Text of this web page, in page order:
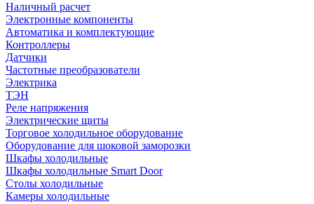
Наличный расчет
Электронные компоненты
Автоматика и комплектующие
Контроллеры
Датчики
Частотные преобразователи
Электрика
ТЭН
Реле напряжения
Электрические щиты
Торговое холодильное оборудование
Оборудование для шоковой заморозки
Шкафы холодильные
Шкафы холодильные Smart Door
Столы холодильные
Камеры холодильные